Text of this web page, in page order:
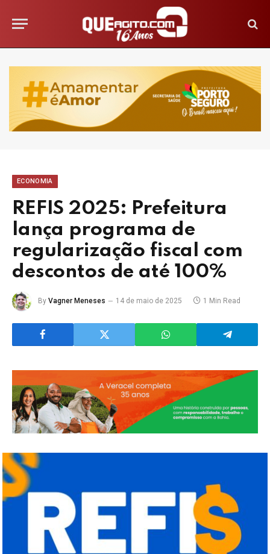
ECONOMIA
REFIS 2025: Prefeitura
lança programa de
regularização fiscal com
descontos de até 100%
By Vagner Meneses 14 de maio de 2025 1 Min Read